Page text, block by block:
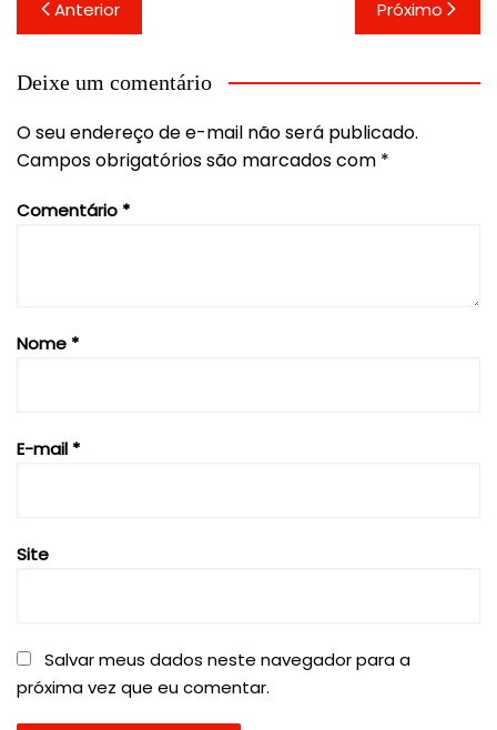
de
Post
Anterior Próximo
Deixe um comentário
O seu endereço de e-mail não será publicado.
Campos obrigatórios são marcados com *
Comentário *
Nome *
E-mail *
Site
Salvar meus dados neste navegador para a
próxima vez que eu comentar.